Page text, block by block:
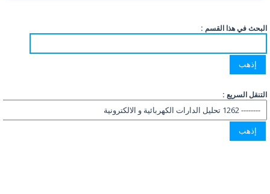
البحث في هذا القسم :
التنقل السريع :